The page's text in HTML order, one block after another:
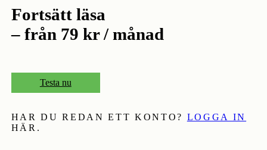
Fortsätt läsa
– från 79 kr / månad
Testa nu
HAR DU REDAN ETT KONTO? LOGGA IN
HÄR.